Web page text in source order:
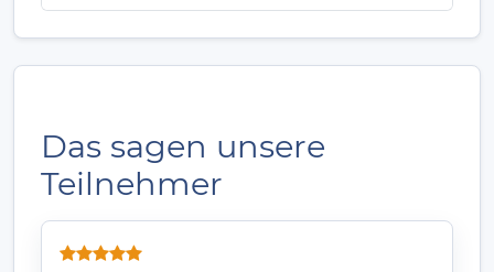
Das sagen unsere
Teilnehmer